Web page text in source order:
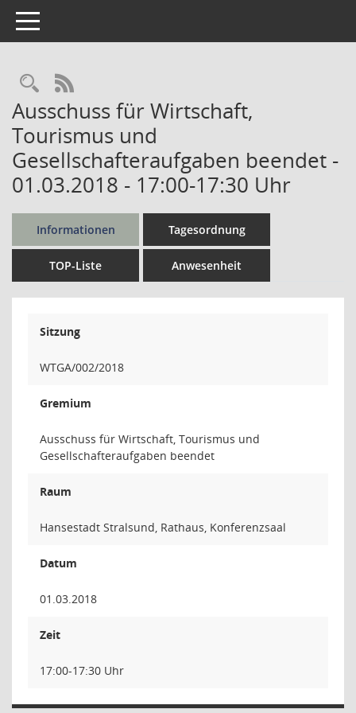
Toggle navigation
Rechercheauswahl
RSS-Feed
Ausschuss für Wirtschaft,
Tourismus und
Gesellschafteraufgaben beendet -
01.03.2018 - 17:00-17:30 Uhr
Informationen Tagesordnung
TOP-Liste Anwesenheit
Sitzung
WTGA/002/2018
Gremium
Ausschuss für Wirtschaft, Tourismus und
Gesellschafteraufgaben beendet
Raum
Hansestadt Stralsund, Rathaus, Konferenzsaal
Datum
01.03.2018
Zeit
17:00-17:30 Uhr